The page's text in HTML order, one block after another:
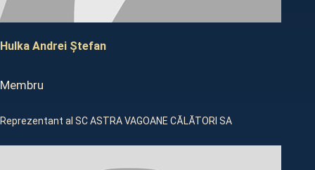
Hulka Andrei Ștefan
Membru
Reprezentant al SC ASTRA VAGOANE CĂLĂTORI SA